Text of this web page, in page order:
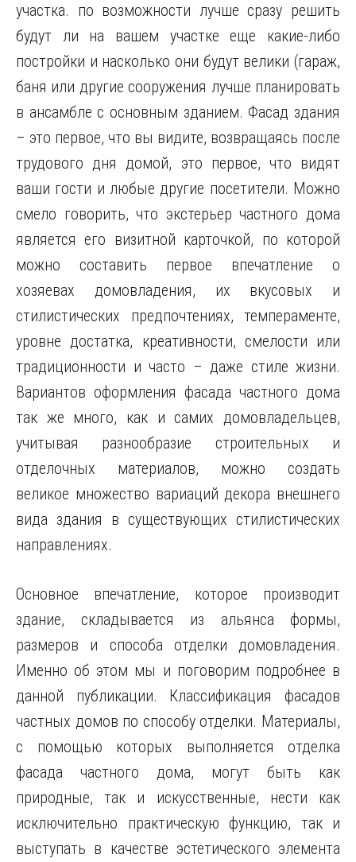
участка. по возможности лучше сразу решить
будут ли на вашем участке еще какие-либо
постройки и насколько они будут велики (гараж,
баня или другие сооружения лучше планировать
в ансамбле с основным зданием. Фасад здания
– это первое, что вы видите, возвращаясь после
трудового дня домой, это первое, что видят
ваши гости и любые другие посетители. Можно
смело говорить, что экстерьер частного дома
является его визитной карточкой, по которой
можно составить первое впечатление о
хозяевах домовладения, их вкусовых и
стилистических предпочтениях, темпераменте,
уровне достатка, креативности, смелости или
традиционности и часто – даже стиле жизни.
Вариантов оформления фасада частного дома
так же много, как и самих домовладельцев,
учитывая разнообразие строительных и
отделочных материалов, можно создать
великое множество вариаций декора внешнего
вида здания в существующих стилистических
направлениях.
Основное впечатление, которое производит
здание, складывается из альянса формы,
размеров и способа отделки домовладения.
Именно об этом мы и поговорим подробнее в
данной публикации. Классификация фасадов
частных домов по способу отделки. Материалы,
с помощью которых выполняется отделка
фасада частного дома, могут быть как
природные, так и искусственные, нести как
исключительно практическую функцию, так и
выступать в качестве эстетического элемента